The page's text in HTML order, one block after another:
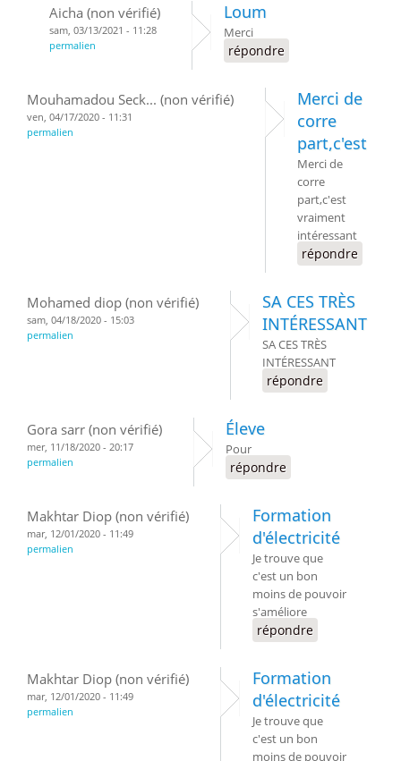
Aicha (non vérifié)
sam, 03/13/2021 - 11:28
permalien
Loum
Merci
répondre
Mouhamadou Seck... (non vérifié)
ven, 04/17/2020 - 11:31
permalien
Merci de
corre
part,c'est
Merci de
corre
part,c'est
vraiment
intéressant
répondre
Mohamed diop (non vérifié)
sam, 04/18/2020 - 15:03
permalien
SA CES TRÈS
INTÉRESSANT
SA CES TRÈS
INTÉRESSANT
répondre
Gora sarr (non vérifié)
mer, 11/18/2020 - 20:17
permalien
Éleve
Pour
répondre
Makhtar Diop (non vérifié)
mar, 12/01/2020 - 11:49
permalien
Formation
d'électricité
Je trouve que
c'est un bon
moins de pouvoir
s'améliore
répondre
Makhtar Diop (non vérifié)
mar, 12/01/2020 - 11:49
permalien
Formation
d'électricité
Je trouve que
c'est un bon
moins de pouvoir